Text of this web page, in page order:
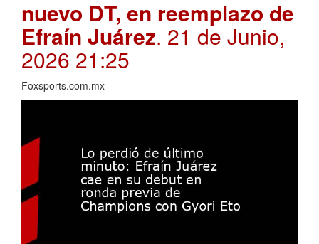
nuevo DT, en reemplazo de
Efraín Juárez. 21 de Junio,
2026 21:25
Foxsports.com.mx